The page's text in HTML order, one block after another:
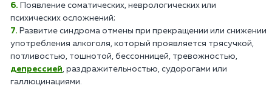
Появление соматических, неврологических или
психических осложнений;
Развитие синдрома отмены при прекращении или снижении
употребления алкоголя, который проявляется трясучкой,
потливостью, тошнотой, бессонницей, тревожностью,
депрессией, раздражительностью, судорогами или
галлюцинациями.